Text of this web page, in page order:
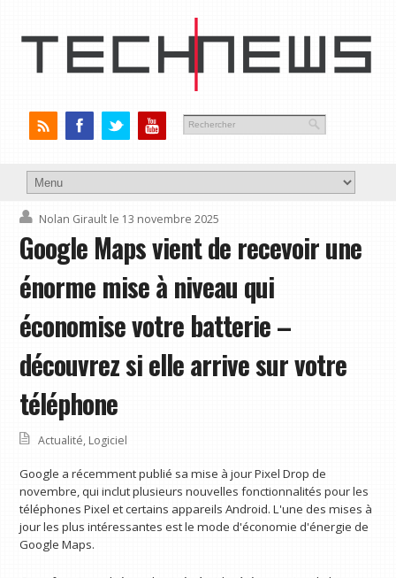
Nolan Girault le 13 novembre 2025
Google Maps vient de recevoir une
énorme mise à niveau qui
économise votre batterie –
découvrez si elle arrive sur votre
téléphone
Actualité, Logiciel
Google a récemment publié sa mise à jour Pixel Drop de
novembre, qui inclut plusieurs nouvelles fonctionnalités pour les
téléphones Pixel et certains appareils Android. L'une des mises à
jour les plus intéressantes est le mode d'économie d'énergie de
Google Maps.